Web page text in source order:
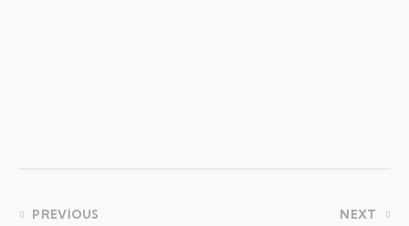
PREVIOUS NEXT